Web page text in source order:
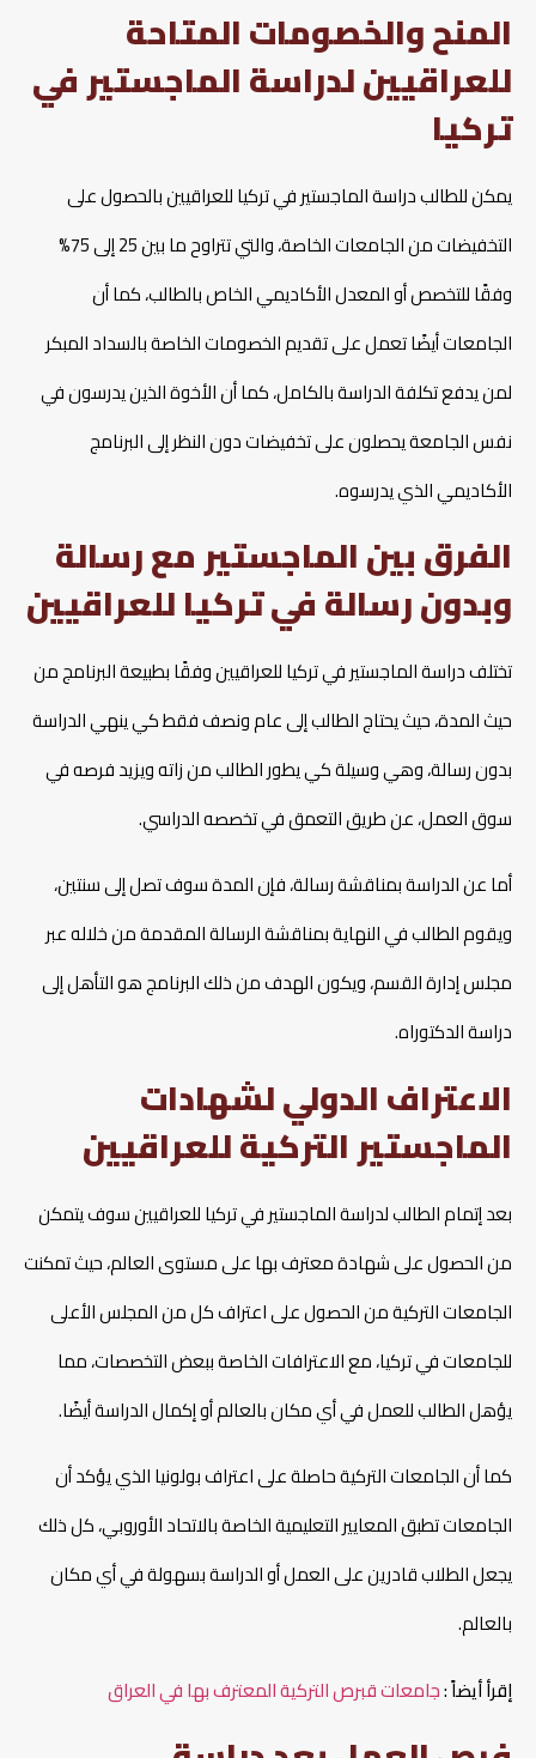
المنح والخصومات المتاحة
للعراقيين لدراسة الماجستير في
تركيا
يمكن للطالب دراسة الماجستير في تركيا للعراقيين بالحصول على
التخفيضات من الجامعات الخاصة، والتي تتراوح ما بين 25 إلى 75%
وفقًا للتخصص أو المعدل الأكاديمي الخاص بالطالب، كما أن
الجامعات أيضًا تعمل على تقديم الخصومات الخاصة بالسداد المبكر
لمن يدفع تكلفة الدراسة بالكامل، كما أن الأخوة الذين يدرسون في
نفس الجامعة يحصلون على تخفيضات دون النظر إلى البرنامج
الأكاديمي الذي يدرسوه.
الفرق بين الماجستير مع رسالة
وبدون رسالة في تركيا للعراقيين
تختلف دراسة الماجستير في تركيا للعراقيين وفقًا بطبيعة البرنامج من
حيث المدة، حيث يحتاج الطالب إلى عام ونصف فقط كي ينهي الدراسة
بدون رسالة، وهي وسيلة كي يطور الطالب من زاته ويزيد فرصه في
سوق العمل، عن طريق التعمق في تخصصه الدراسي.
أما عن الدراسة بمناقشة رسالة، فإن المدة سوف تصل إلى سنتين،
ويقوم الطالب في النهاية بمناقشة الرسالة المقدمة من خلاله عبر
مجلس إدارة القسم، ويكون الهدف من ذلك البرنامج هو التأهل إلى
دراسة الدكتوراه.
الاعتراف الدولي لشهادات
الماجستير التركية للعراقيين
بعد إتمام الطالب لدراسة الماجستير في تركيا للعراقيين سوف يتمكن
من الحصول على شهادة معترف بها على مستوى العالم، حيث تمكنت
الجامعات التركية من الحصول على اعتراف كل من المجلس الأعلى
للجامعات في تركيا، مع الاعترافات الخاصة ببعض التخصصات، مما
يؤهل الطالب للعمل في أي مكان بالعالم أو إكمال الدراسة أيضًا.
كما أن الجامعات التركية حاصلة على اعتراف بولونيا الذي يؤكد أن
الجامعات تطبق المعايير التعليمية الخاصة بالاتحاد الأوروبي، كل ذلك
يجعل الطلاب قادرين على العمل أو الدراسة بسهولة في أي مكان
بالعالم.
إقرأ أيضاً :جامعات قبرص التركية المعترف بها في العراق